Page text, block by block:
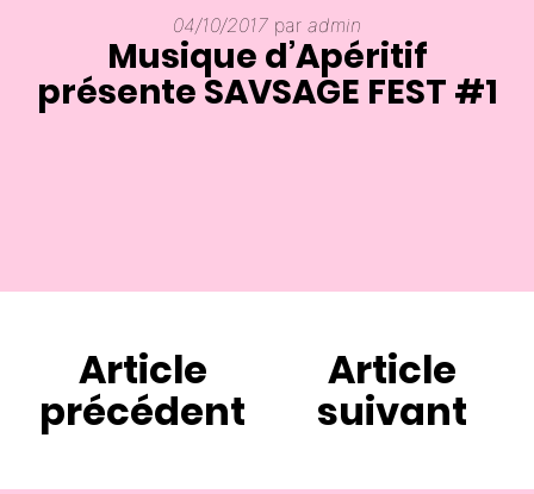
Musique d’Apéritif
présente SAVSAGE FEST #1
04/10/2017 par admin
Article
précédent
Article
suivant